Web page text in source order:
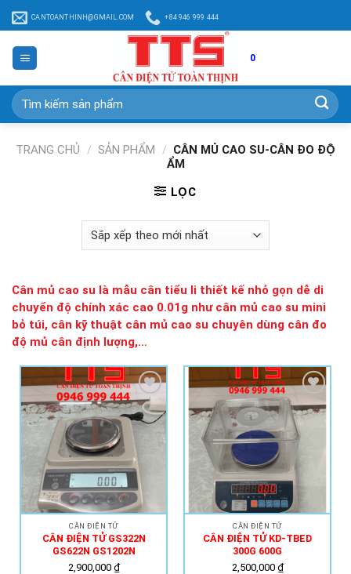
Chuyển
đến
dung
CANTOANTHINH@GMAIL.COM +84 946 999 444
0
Tìm
kiếm:
TRANG CHỦ / SẢN PHẨM / CÂN MỦ CAO SU-CÂN ĐO ĐỘ
ẨM
LỌC
Cân mủ cao su là mẫu cân tiểu li thiết kế nhỏ gọn dễ di
chuyển độ chính xác cao 0.01g như cân mủ cao su mini
bỏ túi, cân kỹ thuật cân mủ cao su chuyên dùng cân đo
độ mủ cân định lượng,…
Add to
Wishlist
CÂN ĐIỆN TỬ
CÂN ĐIỆN TỬ GS322N
GS622N GS1202N
2,900,000 ₫
Add to
Wishlist
CÂN ĐIỆN TỬ
CÂN ĐIỆN TỬ KD-TBED
300G 600G
2,500,000 ₫